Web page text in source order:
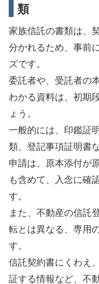
類
家族信託の書類は、
分かれるため、事前
ズです。
委託者や、受託者の
わかる資料は、初期
ょう。
一般的には、印鑑証
類、登記事項証明書
申請は、原本添付が
も含めて、入念に確
す。
また、不動産の信託
転とは異なる、専用
す。
信託契約書にくわえ
証する情報など、不